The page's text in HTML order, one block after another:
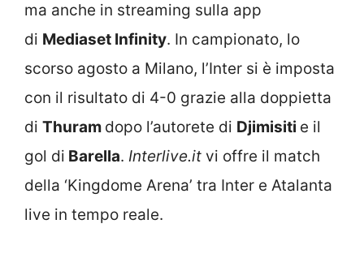
ma anche in streaming sulla app
di Mediaset Infinity. In campionato, lo
scorso agosto a Milano, l’Inter si è imposta
con il risultato di 4-0 grazie alla doppietta
di Thuram dopo l’autorete di Djimisiti e il
gol di Barella. Interlive.it vi offre il match
della ‘Kingdome Arena’ tra Inter e Atalanta
live in tempo reale.